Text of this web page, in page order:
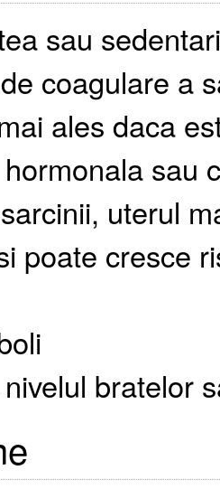
sau
coagulare a
ales daca
sau
uterul
poate cresce
bratelor